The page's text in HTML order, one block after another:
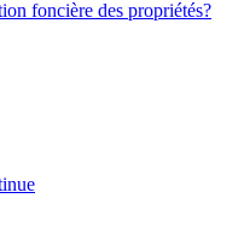
foncière des propriétés?